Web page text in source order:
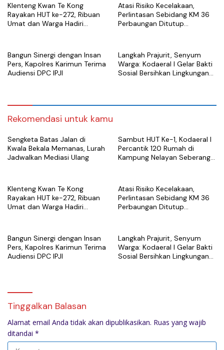
Klenteng Kwan Te Kong
Rayakan HUT ke-272, Ribuan
Umat dan Warga Hadiri
Atasi Risiko Kecelakaan,
Perlintasan Sebidang KM 36
Perbaungan Ditutup
Bangun Sinergi dengan Insan
Pers, Kapolres Karimun Terima
Audiensi DPC IPJI
Langkah Prajurit, Senyum
Warga: Kodaeral I Gelar Bakti
Sosial Bersihkan Lingkungan
Rekomendasi untuk kamu
Sengketa Batas Jalan di
Kwala Bekala Memanas, Lurah
Jadwalkan Mediasi Ulang
Sambut HUT Ke-1, Kodaeral I
Percantik 120 Rumah di
Kampung Nelayan Seberang
Klenteng Kwan Te Kong
Rayakan HUT ke-272, Ribuan
Umat dan Warga Hadiri
Atasi Risiko Kecelakaan,
Perlintasan Sebidang KM 36
Perbaungan Ditutup
Bangun Sinergi dengan Insan
Pers, Kapolres Karimun Terima
Audiensi DPC IPJI
Langkah Prajurit, Senyum
Warga: Kodaeral I Gelar Bakti
Sosial Bersihkan Lingkungan
Tinggalkan Balasan
Alamat email Anda tidak akan dipublikasikan. Ruas yang wajib
ditandai *